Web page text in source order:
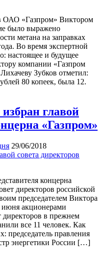
ОАО «Газпром» Виктором
было выражено
метана на заправках
Во время экспертной
настоящее и будущее
компании «Газпром
Зубков отметил:
80 копеек, была 12.
главой
«Газпром»
29/06/2018
концерна
директоров российской
председателем Виктора
июня акционерами
директоров в прежнем
все 11 человек. Как
председатель правления
энергетики России […]